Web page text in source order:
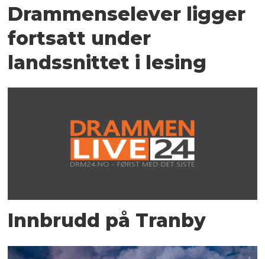
Drammenselever ligger
fortsatt under
landssnittet i lesing
Innbrudd på Tranby